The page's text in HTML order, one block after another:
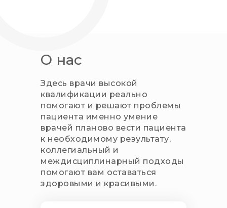
Здесь врачи высокой
квалификации реально
помогают и решают проблемы
пациента именно умение
врачей планово вести пациента
к необходимому результату,
коллегиальный и
междисциплинарный подходы
помогают вам оставаться
здоровыми и красивыми.
О нас